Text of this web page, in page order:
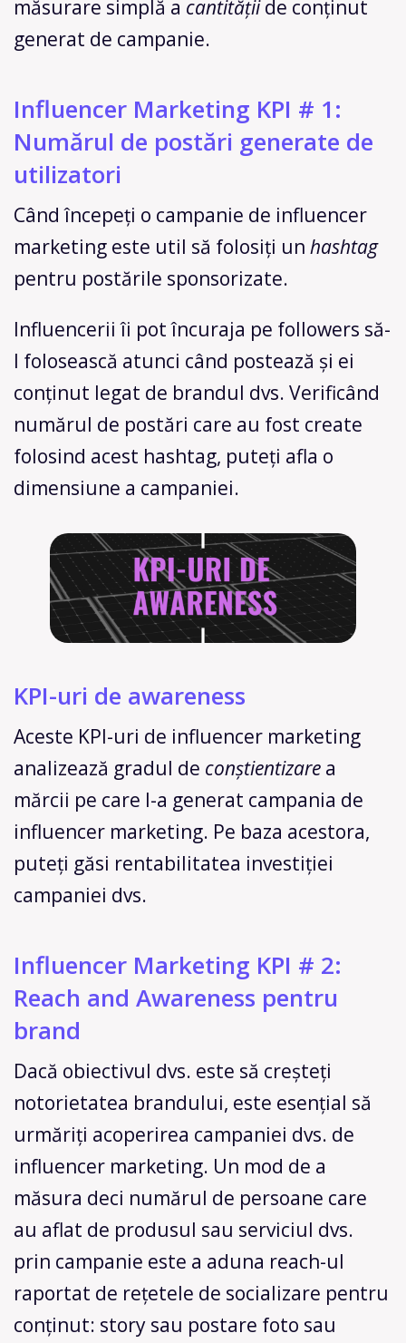
măsurare simplă a cantitățiide conținut
generat de campanie.
Influencer Marketing KPI # 1:
Numărul de postări generate de
utilizatori
Când începeți o campanie de influencer
marketing este util să folosiți un hashtag
pentru postările sponsorizate.
Influencerii îi pot încuraja pe followers să-
l folosească atunci când postează și ei
conținut legat de brandul dvs. Verificând
numărul de postări care au fost create
folosind acest hashtag, puteți afla o
dimensiune a campaniei.
KPI-uri de awareness
Aceste KPI-uri de influencer marketing
analizează gradul de conștientizare a
mărcii pe care l-a generat campania de
influencer marketing. Pe baza acestora,
puteți găsi rentabilitatea investiției
campaniei dvs.
Influencer Marketing KPI # 2:
Reach and Awareness pentru
brand
Dacă obiectivul dvs. este să creșteți
notorietatea brandului, este esențial să
urmăriți acoperirea campaniei dvs. de
influencer marketing. Un mod de a
măsura deci numărul de persoane care
au aflat de produsul sau serviciul dvs.
prin campanie este a aduna reach-ul
raportat de rețetele de socializare pentru
conținut: story sau postare foto sau